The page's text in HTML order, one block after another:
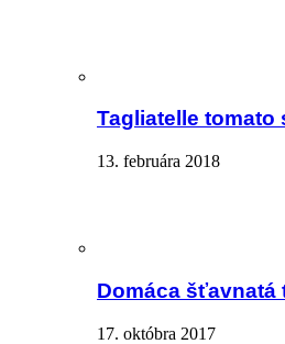
Tagliatelle tomato
13. februára 2018
Domáca šťavnatá
17. októbra 2017